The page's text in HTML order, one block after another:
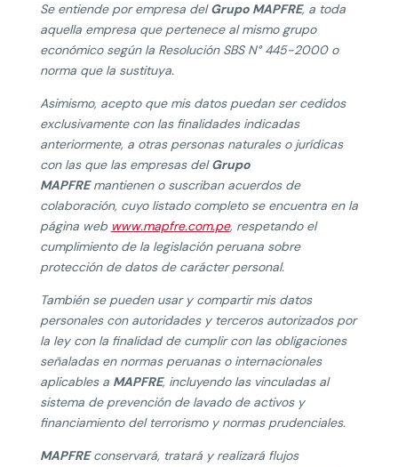
Se entiende por empresa delGrupo MAPFRE, a toda
aquella empresa que pertenece al mismo grupo
económico según la Resolución SBS N° 445-2000 o
norma que la sustituya.
Asimismo, acepto que mis datos puedan ser cedidos
exclusivamente con las finalidades indicadas
anteriormente, a otras personas naturales o jurídicas
con las que las empresas del Grupo
MAPFREmantienen o suscriban acuerdos de
colaboración, cuyo listado completo se encuentra en la
página web www.mapfre.com.pe, respetando el
cumplimiento de la legislación peruana sobre
protección de datos de carácter personal.
También se pueden usar y compartir mis datos
personales con autoridades y terceros autorizados por
la ley con la finalidad de cumplir con las obligaciones
señaladas en normas peruanas o internacionales
aplicables a MAPFRE, incluyendo las vinculadas al
sistema de prevención de lavado de activos y
financiamiento del terrorismo y normas prudenciales.
MAPFREconservará, tratará y realizará flujos